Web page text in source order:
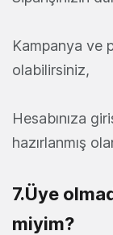
Kampanya ve
olabilirsiniz,
Hesabınıza
hazırlanmış
7.Üye
miyim?